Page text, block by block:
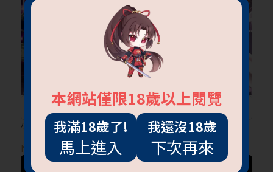
本網站僅限18歲以上閱覽
我滿18歲了!
馬上進入
我還沒18歲
下次再來
全台首賣🎉巨乳肥臀
小鬼魔皇 第2代
NT$8,000
特典即將完售
惡墮白崎 不潔之星赤篇
NT$200~NT$1,100